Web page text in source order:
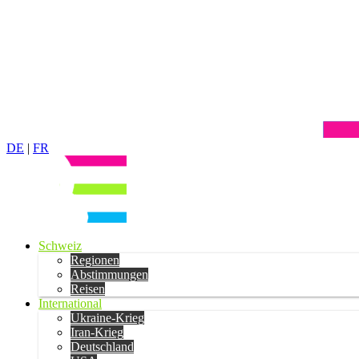
DE | FR
Schweiz
Regionen
Abstimmungen
Reisen
International
Ukraine-Krieg
Iran-Krieg
Deutschland